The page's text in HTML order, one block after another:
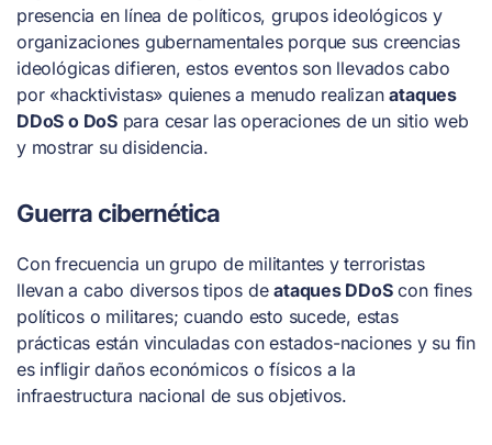
presencia en línea de políticos, grupos ideológicos y
organizaciones gubernamentales porque sus creencias
ideológicas difieren, estos eventos son llevados cabo
por «hacktivistas» quienes a menudo realizanataques
DDoS o DoSpara cesar las operaciones de un sitio web
y mostrar su disidencia.
Guerra cibernética
Con frecuencia un grupo de militantes y terroristas
llevan a cabo diversos tipos deataques DDoScon fines
políticos o militares; cuando esto sucede, estas
prácticas están vinculadas con estados-naciones y su fin
es infligir daños económicos o físicos a la
infraestructura nacional de sus objetivos.